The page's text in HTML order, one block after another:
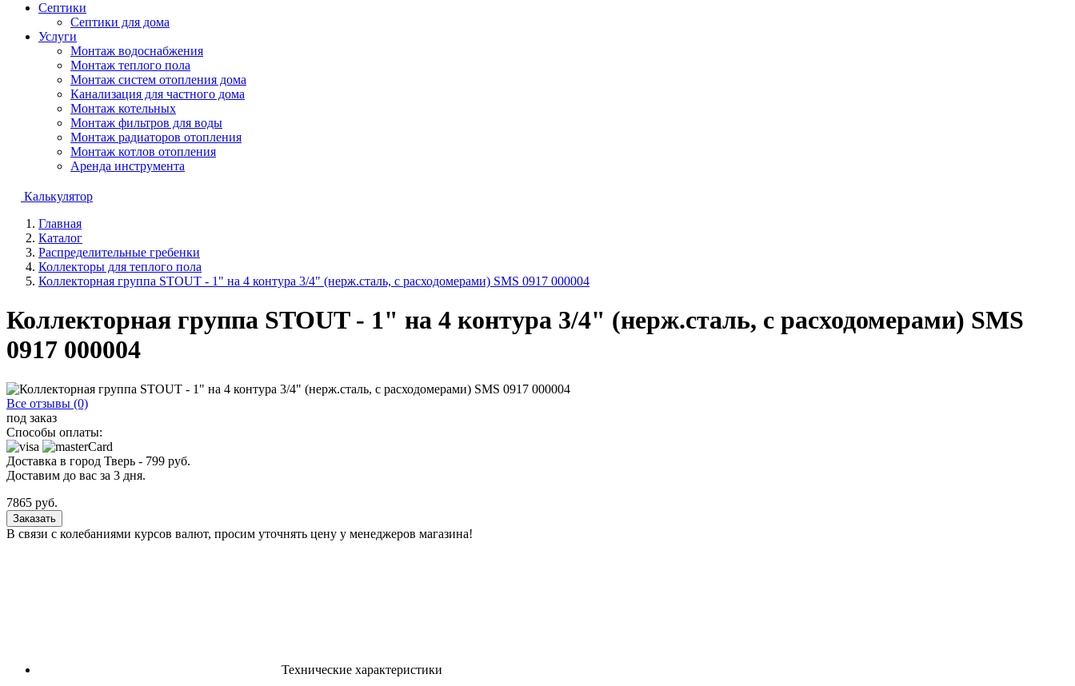
Септики
Септики для дома
Услуги
Монтаж водоснабжения
Монтаж теплого пола
Монтаж систем отопления дома
Канализация для частного дома
Монтаж котельных
Монтаж фильтров для воды
Монтаж радиаторов отопления
Монтаж котлов отопления
Аренда инструмента
Калькулятор
Главная
Каталог
Распределительные гребенки
Коллекторы для теплого пола
Коллекторная группа STOUT - 1" на 4 контура 3/4" (нерж.сталь, с расходомерами) SMS 0917 000004
Коллекторная группа STOUT - 1" на 4 контура 3/4" (нерж.сталь, с расходомерами) SMS
0917 000004
Все отзывы (0)
под заказ
Способы оплаты:
Доставка в город Тверь - 799 руб.
Доставим до вас за 3 дня.
7865 руб.
Заказать
В связи с колебаниями курсов валют, просим уточнять цену у менеджеров магазина!
Технические характеристики